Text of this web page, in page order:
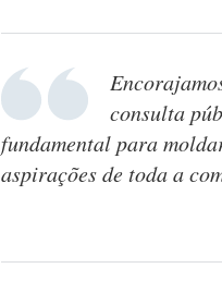
consulta
fundamental para
aspirações de toda a